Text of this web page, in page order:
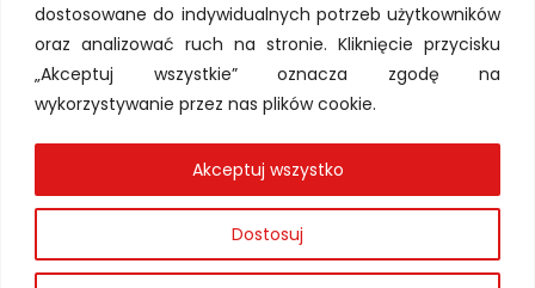
dostosowane do indywidualnych potrzeb użytkowników
oraz analizować ruch na stronie. Kliknięcie przycisku
„Akceptuj wszystkie” oznacza zgodę na
wykorzystywanie przez nas plików cookie.
Dostosuj
Akceptuj wszystko